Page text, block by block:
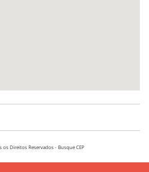
Direitos Reservados - Busque CEP